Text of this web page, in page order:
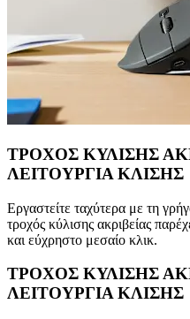
ΤΡΟΧΟΣ ΚΥΛΙΣΗΣ
ΛΕΙΤΟΥΡΓΙΑ ΚΛΙΣΗΣ
Εργαστείτε ταχύτερα με τη
τροχός κύλισης ακριβείας
και εύχρηστο μεσαίο κλικ.
ΤΡΟΧΟΣ ΚΥΛΙΣΗΣ
ΛΕΙΤΟΥΡΓΙΑ ΚΛΙΣΗΣ